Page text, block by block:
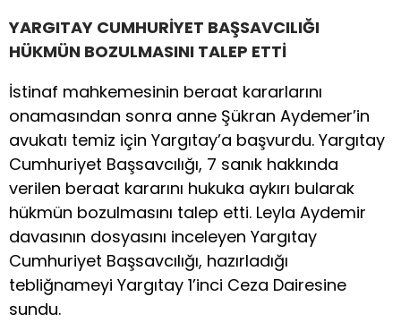
YARGITAY CUMHURİYET BAŞSAVCILIĞI
HÜKMÜN BOZULMASINI TALEP ETTİ
İstinaf mahkemesinin beraat kararlarını
onamasından sonra anne Şükran Aydemer’in
avukatı temiz için Yargıtay’a başvurdu. Yargıtay
Cumhuriyet Başsavcılığı, 7 sanık hakkında
verilen beraat kararını hukuka aykırı bularak
hükmün bozulmasını talep etti. Leyla Aydemir
davasının dosyasını inceleyen Yargıtay
Cumhuriyet Başsavcılığı, hazırladığı
tebliğnameyi Yargıtay 1’inci Ceza Dairesine
sundu.